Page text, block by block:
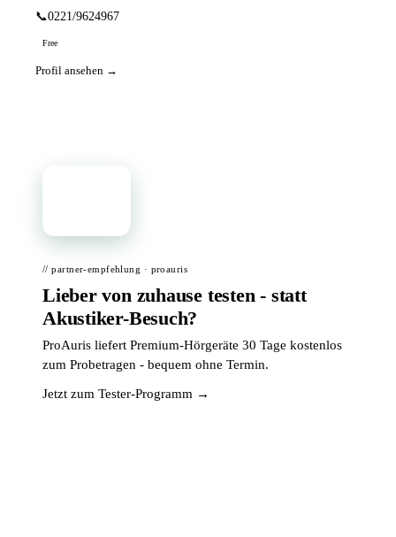
📞0221/9624967
Free
Profil ansehen →
// partner-empfehlung · proauris
Lieber von zuhause testen - statt
Akustiker-Besuch?
ProAuris liefert Premium-Hörgeräte 30 Tage kostenlos
zum Probetragen - bequem ohne Termin.
Jetzt zum Tester-Programm →